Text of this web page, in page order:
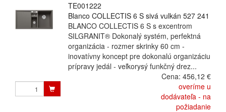
TE001222
Blanco COLLECTIS 6 S sivá vulkán 527 241
BLANCO COLLECTIS 6 S s excentrom
SILGRANIT® Dokonalý systém, perfektná
organizácia - rozmer skrinky 60 cm -
inovatívny koncept pre dokonalú organizáciu
prípravy jedál - veľkorysý funkčný drez...
Cena: 456,12 €
overíme u
dodávateľa - na
požiadanie